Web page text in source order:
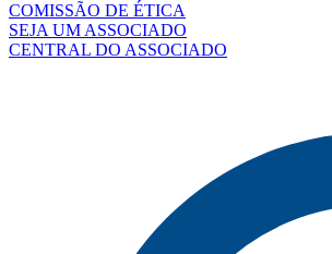
COMISSÃO DE ÉTICA
SEJA UM ASSOCIADO
CENTRAL DO ASSOCIADO